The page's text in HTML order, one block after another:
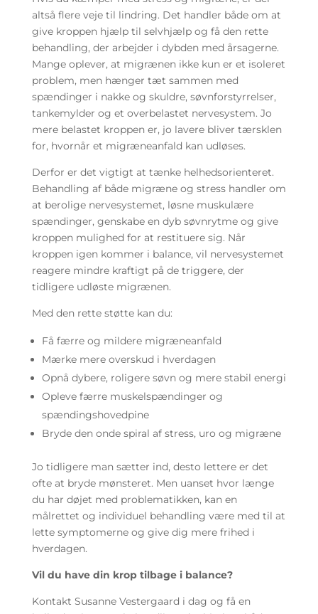
altså flere veje til lindring. Det handler både om at
give kroppen hjælp til selvhjælp og få den rette
behandling, der arbejder i dybden med årsagerne.
Mange oplever, at migrænen ikke kun er et isoleret
problem, men hænger tæt sammen med
spændinger i nakke og skuldre, søvnforstyrrelser,
tankemylder og et overbelastet nervesystem. Jo
mere belastet kroppen er, jo lavere bliver tærsklen
for, hvornår et migræneanfald kan udløses.
Derfor er det vigtigt at tænke helhedsorienteret.
Behandling af både migræne og stress handler om
at berolige nervesystemet, løsne muskulære
spændinger, genskabe en dyb søvnrytme og give
kroppen mulighed for at restituere sig. Når
kroppen igen kommer i balance, vil nervesystemet
reagere mindre kraftigt på de triggere, der
tidligere udløste migrænen.
Med den rette støtte kan du:
Få færre og mildere migræneanfald
Mærke mere overskud i hverdagen
Opnå dybere, roligere søvn og mere stabil energi
Opleve færre muskelspændinger og
spændingshovedpine
Bryde den onde spiral af stress, uro og migræne
Jo tidligere man sætter ind, desto lettere er det
ofte at bryde mønsteret. Men uanset hvor længe
du har døjet med problematikken, kan en
målrettet og individuel behandling være med til at
lette symptomerne og give dig mere frihed i
hverdagen.
Vil du have din krop tilbage i balance?
Kontakt Susanne Vestergaard i dag og få en